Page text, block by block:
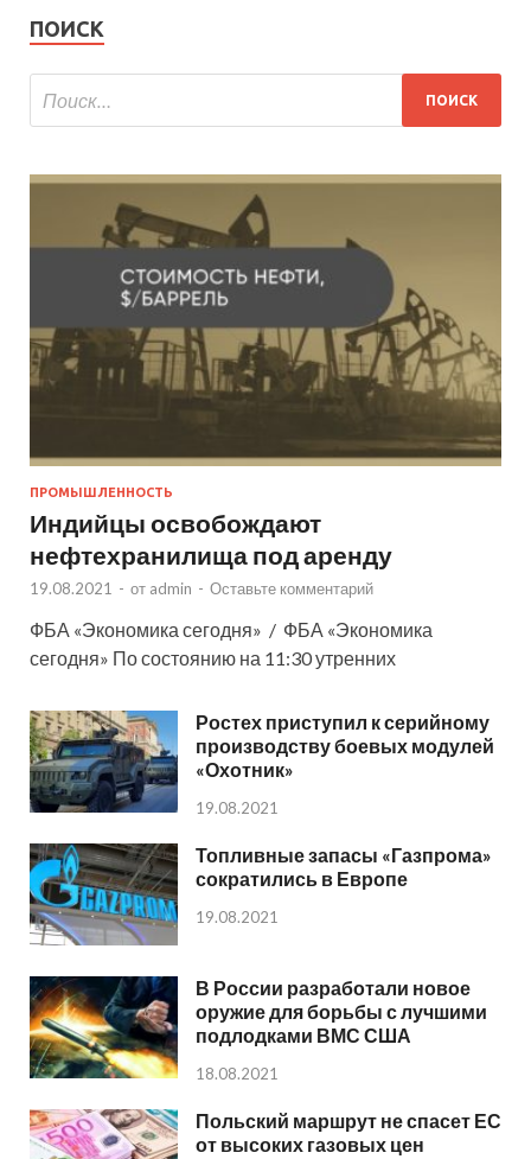
ПОИСК
ПРОМЫШЛЕННОСТЬ
Индийцы освобождают
нефтехранилища под аренду
19.08.2021 - от admin - Оставьте комментарий
ФБА «Экономика сегодня» / ФБА «Экономика
сегодня» По состоянию на 11:30 утренних
Ростех приступил к серийному
производству боевых модулей
«Охотник»
19.08.2021
Топливные запасы «Газпрома»
сократились в Европе
19.08.2021
В России разработали новое
оружие для борьбы с лучшими
подлодками ВМС США
18.08.2021
Польский маршрут не спасет ЕС
от высоких газовых цен